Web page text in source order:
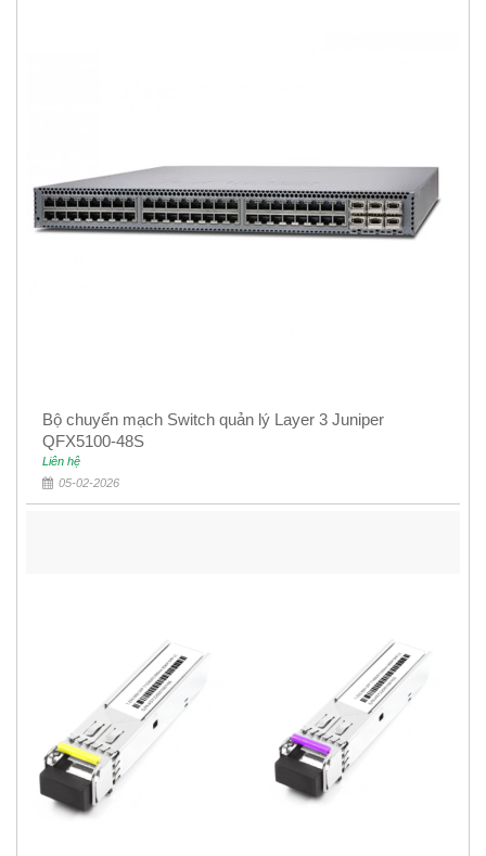
Bộ chuyển mạch Switch quản lý Layer 3 Juniper
QFX5100-48S
Liên hệ
05-02-2026